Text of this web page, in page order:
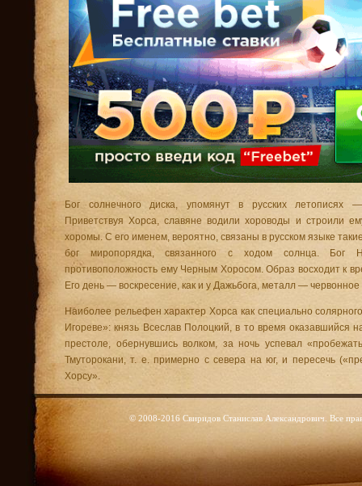
Бог солнечного диска, упомянут в русских летописях
Приветствуя Хорса, славяне водили хороводы и строили
хоромы. С его именем, вероятно, связаны в русском языке
бог миропорядка, связанного с ходом солнца. Бог
противоположность ему Черным Хоросом. Образ восходит к
Его день — воскресение, как и у Дажьбога, металл — червонное
Наиболее рельефен характер Хорса как специально
Игореве»: князь Всеслав Полоцкий, в то время оказавшийся
престоле, обернувшись волком, за ночь успевал
Тмуторокани, т. е. примерно с севера на юг, и пересечь
Хорсу».
© 2008-2016 Свиридов Станислав Александрович. Все